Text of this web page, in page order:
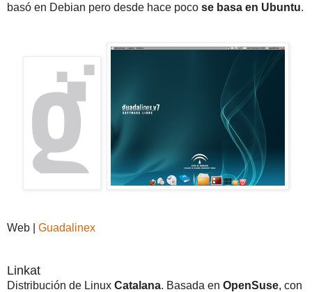
basó en Debian pero desde hace poco se basa en Ubuntu.
Web | Guadalinex
Linkat
Distribución de Linux Catalana. Basada en OpenSuse, con